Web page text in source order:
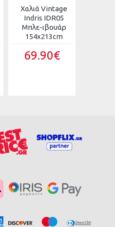
Χαλιά Vintage
Indris IDR05
Μπλε-ιβουάρ
154x213cm
69.90€